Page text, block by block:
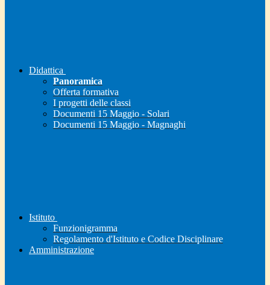
Didattica
Panoramica
Offerta formativa
I progetti delle classi
Documenti 15 Maggio - Solari
Documenti 15 Maggio - Magnaghi
Istituto
Funzionigramma
Regolamento d'Istituto e Codice Disciplinare
Amministrazione